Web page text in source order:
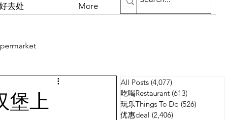
去处 More
广告
堡上
All Posts (4,077)
吃喝Restaurant (613)
玩乐Things To Do (526)
优惠deal (2,406)